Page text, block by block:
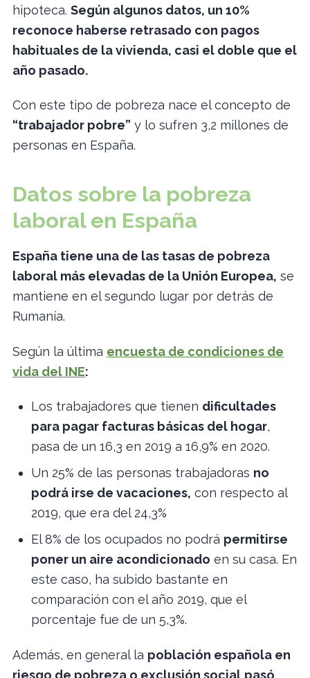
hipoteca. Según algunos datos, un 10%
reconoce haberse retrasado con pagos
habituales de la vivienda, casi el doble que el
año pasado.
Con este tipo de pobreza nace el concepto de
“trabajador pobre” y lo sufren 3,2 millones de
personas en España.
Datos sobre la pobreza
laboral en España
España tiene una de las tasas de pobreza
laboral más elevadas de la Unión Europea, se
mantiene en el segundo lugar por detrás de
Rumanía.
Según la última encuesta de condiciones de
vida del INE:
Los trabajadores que tienen dificultades
para pagar facturas básicas del hogar,
pasa de un 16,3 en 2019 a 16,9% en 2020.
Un 25% de las personas trabajadoras no
podrá irse de vacaciones, con respecto al
2019, que era del 24,3%
El 8% de los ocupados no podrá permitirse
poner un aire acondicionado en su casa. En
este caso, ha subido bastante en
comparación con el año 2019, que el
porcentaje fue de un 5,3%.
Además, en general la población española en
riesgo de pobreza o exclusión social pasó